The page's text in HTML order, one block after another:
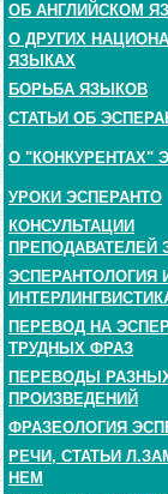
ОБ АНГЛИЙСКОМ
О ДРУГИХ
ЯЗЫКАХ
БОРЬБА ЯЗЫКОВ
СТАТЬИ ОБ
О "КОНКУРЕНТАХ"
УРОКИ ЭСПЕРАНТО
КОНСУЛЬТАЦИИ
ПРЕПОДАВАТЕЛЕЙ
ЭСПЕРАНТОЛОГИЯ
ПЕРЕВОД НА
ТРУДНЫХ ФРАЗ
ПЕРЕВОДЫ
ПРОИЗВЕДЕНИЙ
ФРАЗЕОЛОГИЯ
РЕЧИ, СТАТЬИ
НЕМ